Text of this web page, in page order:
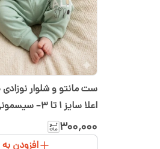
ست مانتو و شلوار نوزادی
اعلا سایز ۱ تا ۳– سیسمونی شیدا
۳۰۰٬۰۰۰
افزودن